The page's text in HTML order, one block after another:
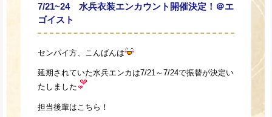
7/21~24 水兵衣装エンカウント開催決定！＠エ
ゴイスト
センパイ方、こんばんは
延期されていた水兵エンカは7/21～7/24で振替が決定い
たしました
担当後輩はこちら！